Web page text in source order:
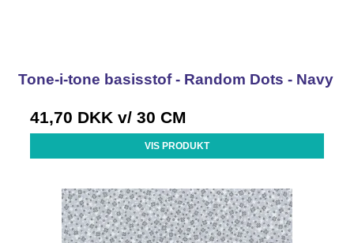
Tone-i-tone basisstof - Random Dots - Navy
41,70 DKK v/ 30 CM
VIS PRODUKT